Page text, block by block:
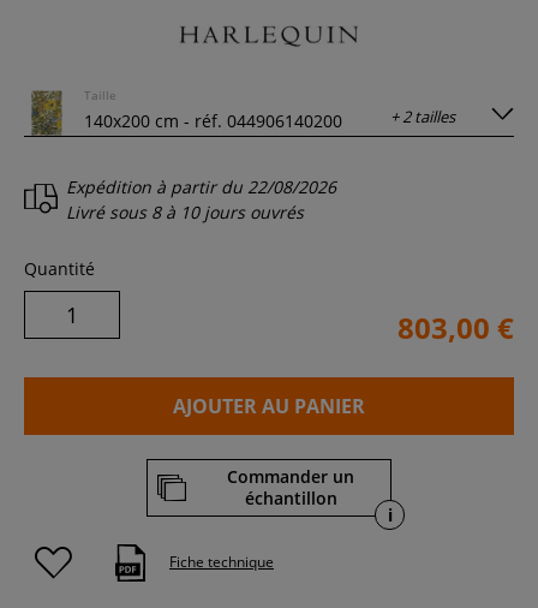
+ 2 tailles
Taille
Expédition à partir du 22/08/2026
Livré sous 8 à 10 jours ouvrés
Quantité
803,00 €
AJOUTER AU PANIER
Commander un
échantillon
i
Fiche technique